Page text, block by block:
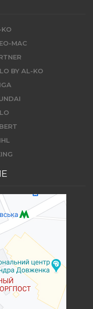
MAC
BY AL-KO